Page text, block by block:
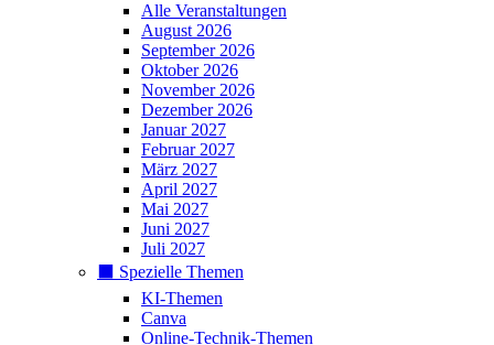
Alle Veranstaltungen
August 2026
September 2026
Oktober 2026
November 2026
Dezember 2026
Januar 2027
Februar 2027
März 2027
April 2027
Mai 2027
Juni 2027
Juli 2027
⬛️ Spezielle Themen
KI-Themen
Canva
Online-Technik-Themen